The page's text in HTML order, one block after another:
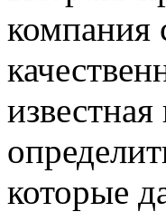
компания
которые